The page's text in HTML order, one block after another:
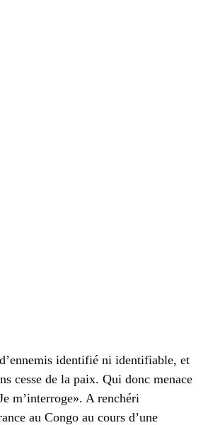
identifié ni identifiable, et
cesse de la paix. Qui donc menace
m’interroge». A renchéri
au Congo au cours d’une